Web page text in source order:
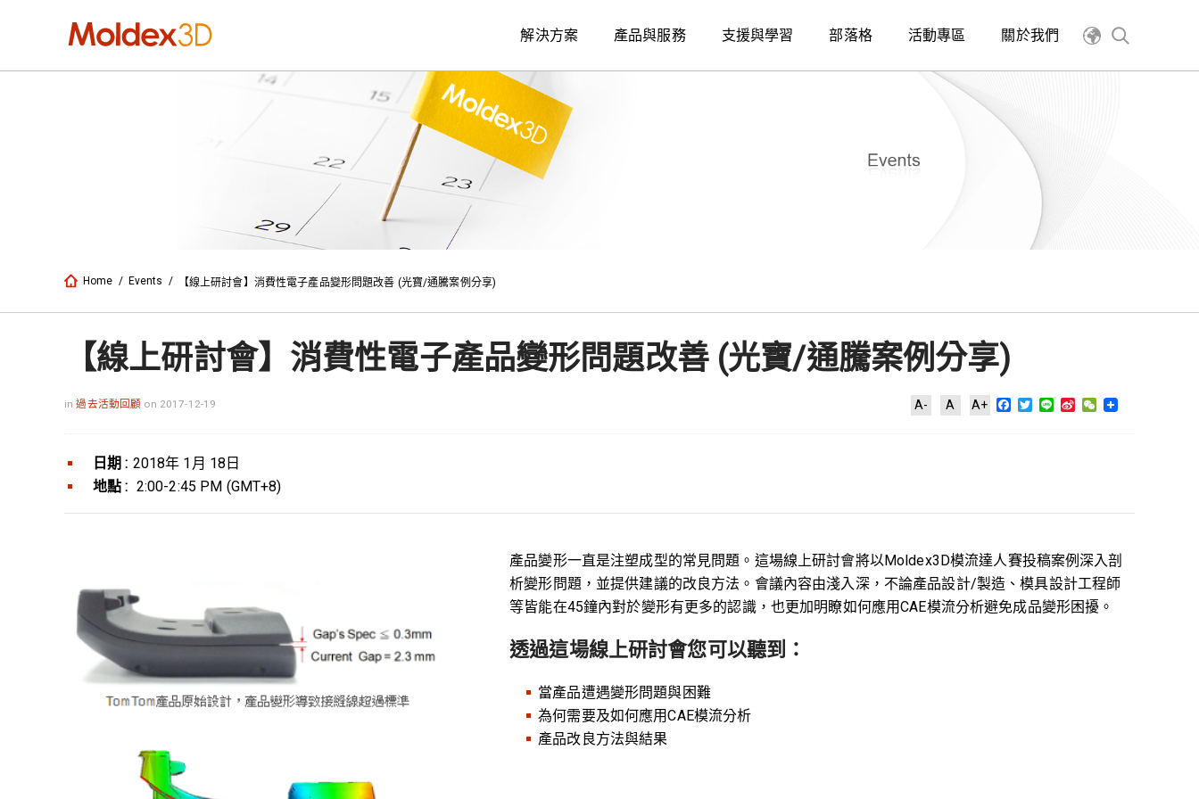
解決方案 產品與服務 支援與學習 部落格 活動專區 關於我們
Home / Events / 【線上研討會】消費性電子產品變形問題改善 (光寶/通騰案例分享)
【線上研討會】消費性電子產品變形問題改善 (光寶/通騰案例分享)
in過去活動回顧 on 2017-12-19 A- A A+ Facebook
Twitter
Line Sina WeChat
日期 : 2018年 1月 18日
地點 : 2:00-2:45 PM (GMT+8)
產品變形一直是注塑成型的常見問題。這場線上研討會將以Moldex3D模流達人賽投稿案例深入剖
析變形問題，並提供建議的改良方法。會議內容由淺入深，不論產品設計/製造、模具設計工程師
等皆能在45鐘內對於變形有更多的認識，也更加明瞭如何應用CAE模流分析避免成品變形困擾。
透過這場線上研討會您可以聽到：
當產品遭遇變形問題與困難
為何需要及如何應用CAE模流分析
產品改良方法與結果